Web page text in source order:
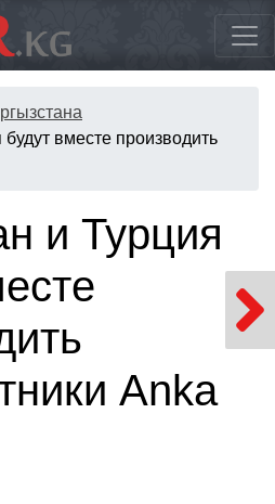
будут вместе производить
и Турция
Anka